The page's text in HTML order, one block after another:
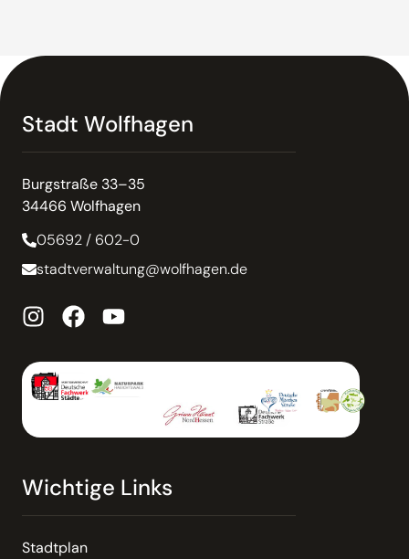
Stadt Wolfhagen
Burgstraße 33–35
34466 Wolfhagen
05692 / 602-0
stadtverwaltung@wolfhagen.de
Wichtige Links
Stadtplan